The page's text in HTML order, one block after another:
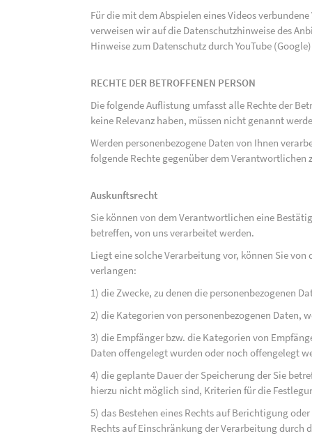
Für die mit dem Abspielen eines Videos
verweisen wir auf die Datenschutzhinweise des
Hinweise zum Datenschutz durch YouTube
RECHTE DER BETROFFENEN PERSON
Die folgende Auflistung umfasst alle Rechte der
keine Relevanz haben, müssen nicht genannt
Werden personenbezogene Daten von Ihnen
folgende Rechte gegenüber dem Verantwortlichen
Auskunftsrecht
Sie können von dem Verantwortlichen eine
betreffen, von uns verarbeitet werden.
Liegt eine solche Verarbeitung vor, können Sie
verlangen:
1) die Zwecke, zu denen die personenbezogenen
2) die Kategorien von personenbezogenen Daten,
3) die Empfänger bzw. die Kategorien von
Daten offengelegt wurden oder noch offengelegt
4) die geplante Dauer der Speicherung der Sie
hierzu nicht möglich sind, Kriterien für die
5) das Bestehen eines Rechts auf Berichtigung
Rechts auf Einschränkung der Verarbeitung durch